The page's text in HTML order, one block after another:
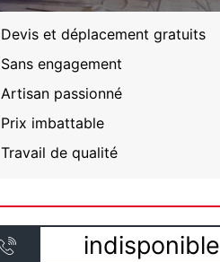
Devis et déplacement gratuits
Sans engagement
Artisan passionné
Prix imbattable
Travail de qualité
indisponible